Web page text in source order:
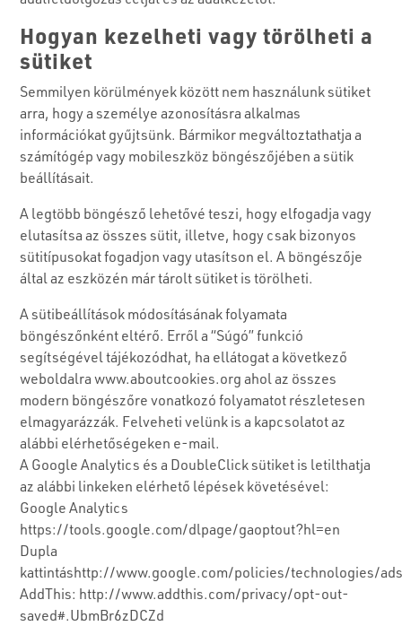
Hogyan kezelheti vagy törölheti a
sütiket
Semmilyen körülmények között nem használunk sütiket
arra, hogy a személye azonosításra alkalmas
információkat gyűjtsünk. Bármikor megváltoztathatja a
számítógép vagy mobileszköz böngészőjében a sütik
beállításait.
A legtöbb böngésző lehetővé teszi, hogy elfogadja vagy
elutasítsa az összes sütit, illetve, hogy csak bizonyos
sütitípusokat fogadjon vagy utasítson el. A böngészője
által az eszközén már tárolt sütiket is törölheti.
A sütibeállítások módosításának folyamata
böngészőnként eltérő. Erről a “Súgó” funkció
segítségével tájékozódhat, ha ellátogat a következő
weboldalra www.aboutcookies.org ahol az összes
modern böngészőre vonatkozó folyamatot részletesen
elmagyarázzák. Felveheti velünk is a kapcsolatot az
alábbi elérhetőségeken e-mail.
A Google Analytics és a DoubleClick sütiket is letilthatja
az alábbi linkeken elérhető lépések követésével:
Google Analytics
https://tools.google.com/dlpage/gaoptout?hl=en
Dupla
kattintáshttp://www.google.com/policies/technologies/
AddThis: http://www.addthis.com/privacy/opt-out-
saved#.UbmBr6zDCZd